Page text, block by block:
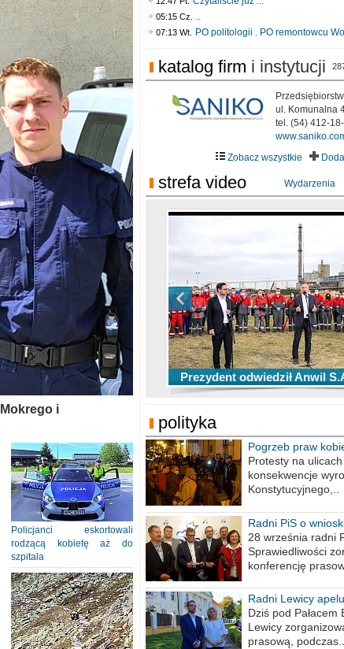
i
Policjanci eskortowali
rodzącą kobietę aż do
szpitala
05:15 Cz. ..
07:13 Wt. PO politologii . PO remontowcu
katalog firm i instytucji
ul. Komunalna
tel. (54) 412-
Zobacz wszystkie
strefa video Wydarzenia
Prezydent odwiedził Anwil
TOP 10 przechwytów Anwilu
w EBL w sezonie 2019/2020
TOP 5 rzutów Anwilu
w sezonie 2019/2020
Ni To Ponk - W oczach
sixf33t .Last Year DRONE
Włocławek
XXIII Sesja Rady Miasta
kadencji w dniu 09.06.2020 r.
polityka
Pogrzeb praw
biurem poselskim
Protesty na
konsekwencje
Konstytucyjnego,..
Radni PiS o
miasta na 2021 rok
28 września radni
Sprawiedliwości
konferencję
Radni Lewicy
Wiesława Meringa
Dziś pod Pałacem
Lewicy
prasową, podczas..